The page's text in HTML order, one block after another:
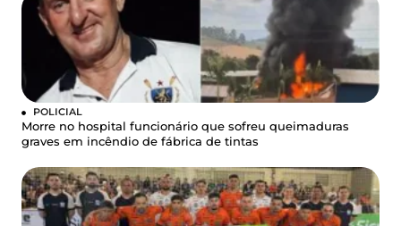
POLICIAL
Morre no hospital funcionário que sofreu queimaduras
graves em incêndio de fábrica de tintas